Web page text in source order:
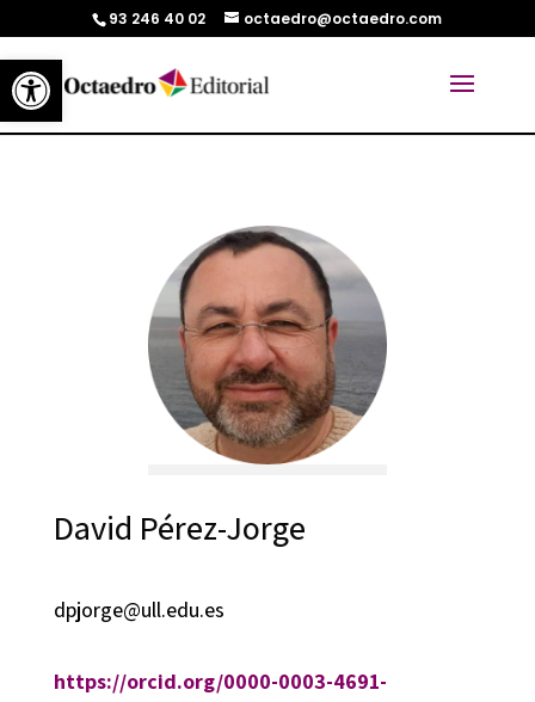
Abrir barra de herramientas
93 246 40 02 octaedro@octaedro.com
David Pérez-Jorge
dpjorge@ull.edu.es
https://orcid.org/0000-0003-4691-